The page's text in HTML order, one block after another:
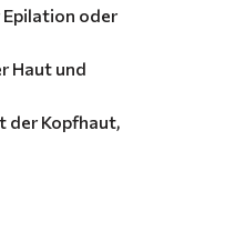
Epilation oder
Haut und
der Kopfhaut,